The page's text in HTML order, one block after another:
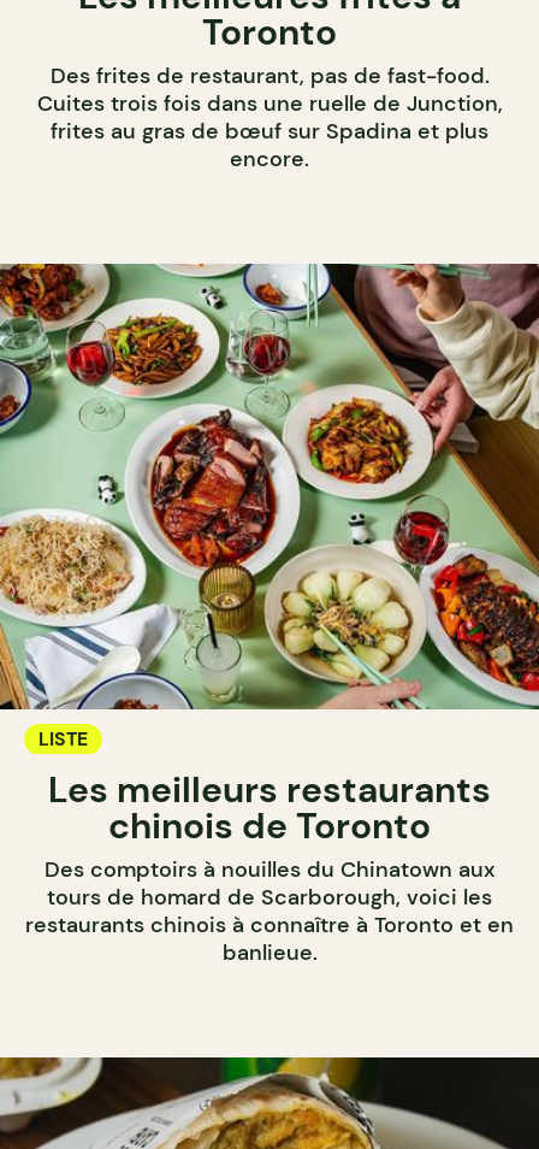
Toronto
Des frites de restaurant, pas de fast-food.
Cuites trois fois dans une ruelle de Junction,
frites au gras de bœuf sur Spadina et plus
encore.
LISTE
Les meilleurs restaurants
chinois de Toronto
Des comptoirs à nouilles du Chinatown aux
tours de homard de Scarborough, voici les
restaurants chinois à connaître à Toronto et en
banlieue.